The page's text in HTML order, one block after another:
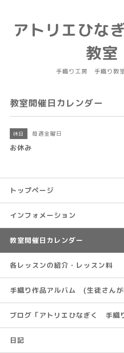
アトリエひな
教室
手織り工房 手織り教
教室開催日カレンダー
休日 毎週金曜日
お休み
トップページ
インフォメーション
教室開催日カレンダー
各レッスンの紹介・レッスン料
手織り作品アルバム (生徒さん
ブログ「アトリエひなぎく 手織
日記